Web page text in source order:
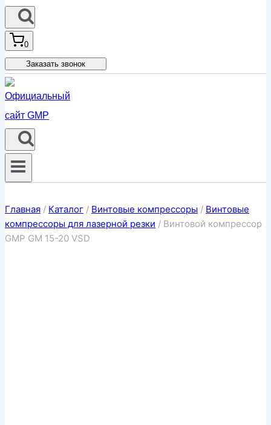
0
Заказать звонок
Главная / Каталог / Винтовые компрессоры / Винтовые
компрессоры для лазерной резки / Винтовой компрессор
GMP GM 15-20 VSD